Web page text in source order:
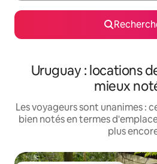
Uruguay : locations
mieux
Les voyageurs sont unanimes :
bien notés en termes
plus